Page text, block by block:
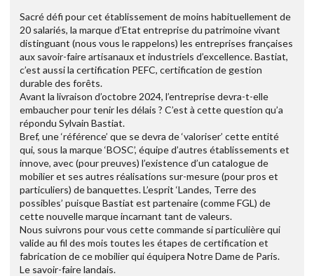
Sacré défi pour cet établissement de moins habituellement de
20 salariés, la marque d’Etat entreprise du patrimoine vivant
distinguant (nous vous le rappelons) les entreprises françaises
aux savoir-faire artisanaux et industriels d’excellence. Bastiat,
c’est aussi la certification PEFC, certification de gestion
durable des forêts.
Avant la livraison d’octobre 2024, l’entreprise devra-t-elle
embaucher pour tenir les délais ? C’est à cette question qu’a
répondu Sylvain Bastiat.
Bref, une ‘référence’ que se devra de ‘valoriser’ cette entité
qui, sous la marque ‘BOSC’, équipe d’autres établissements et
innove, avec (pour preuves) l’existence d’un catalogue de
mobilier et ses autres réalisations sur-mesure (pour pros et
particuliers) de banquettes. L’esprit ‘Landes, Terre des
possibles’ puisque Bastiat est partenaire (comme FGL) de
cette nouvelle marque incarnant tant de valeurs.
Nous suivrons pour vous cette commande si particulière qui
valide au fil des mois toutes les étapes de certification et
fabrication de ce mobilier qui équipera Notre Dame de Paris.
Le savoir-faire landais.